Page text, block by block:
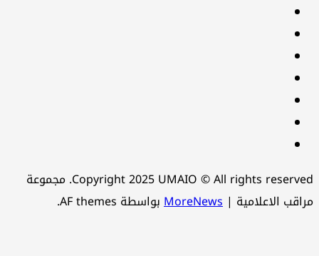
facebook
Twitter
youtube
Linkedin
instagram
snapchat
Telegram
Copyright 2025 UMAIO © All rights reserved. مجموعة
الاعلامية|
MoreNewsبواسطة AF themes.